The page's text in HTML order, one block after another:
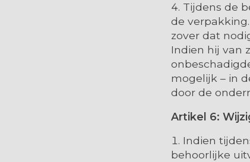
Tijdens de
de
zover dat
Indien hij van
mogelijk – in
door de
Artikel 6:
Indien
behoorlijke